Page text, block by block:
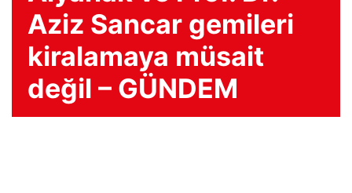
Aziz Sancar gemileri
kiralamaya müsait
değil – GÜNDEM